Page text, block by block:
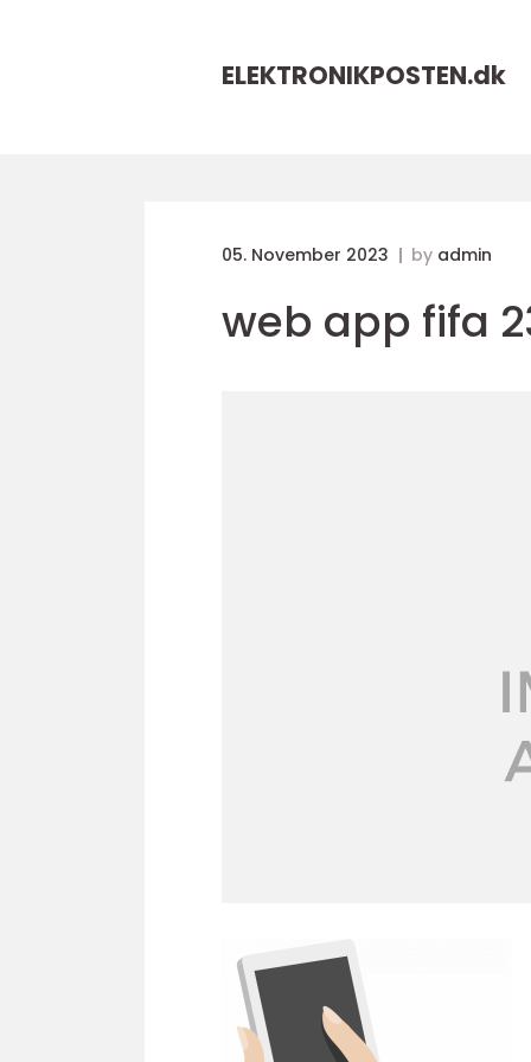
ELEKTRONIKPOSTEN.dk
05. November 2023 by admin
web app fifa